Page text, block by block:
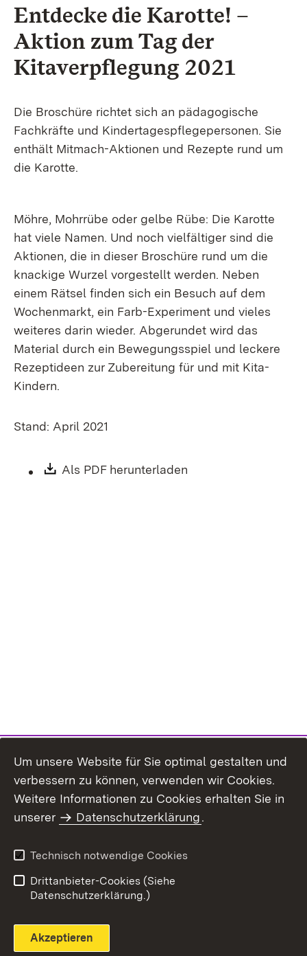
Entdecke die Karotte! –
Aktion zum Tag der
Kitaverpflegung 2021
Die Broschüre richtet sich an pädagogische
Fachkräfte und Kindertagespflegepersonen. Sie
enthält Mitmach-Aktionen und Rezepte rund um
die Karotte.
Möhre, Mohrrübe oder gelbe Rübe: Die Karotte
hat viele Namen. Und noch vielfältiger sind die
Aktionen, die in dieser Broschüre rund um die
knackige Wurzel vorgestellt werden. Neben
einem Rätsel finden sich ein Besuch auf dem
Wochenmarkt, ein Farb-Experiment und vieles
weiteres darin wieder. Abgerundet wird das
Material durch ein Bewegungsspiel und leckere
Rezeptideen zur Zubereitung für und mit Kita-
Kindern.
Stand: April 2021
Download:
Als PDF herunterladen
Themenübersicht
Um unsere Website für Sie optimal gestalten und
verbessern zu können, verwenden wir Cookies.
Weitere Informationen zu Cookies erhalten Sie in
unserer
Datenschutzerklärung.
Technisch notwendige Cookies
Drittanbieter-Cookies (Siehe
Datenschutzerklärung.)
Akzeptieren